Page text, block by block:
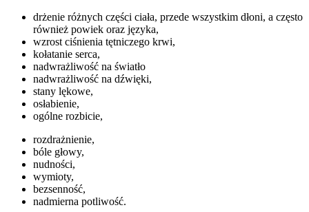
drżenie różnych części ciała, przede wszystkim dłoni, a często
również powiek oraz języka,
wzrost ciśnienia tętniczego krwi,
kołatanie serca,
nadwrażliwość na światło
nadwrażliwość na dźwięki,
stany lękowe,
osłabienie,
ogólne rozbicie,
rozdrażnienie,
bóle głowy,
nudności,
wymioty,
bezsenność,
nadmierna potliwość.